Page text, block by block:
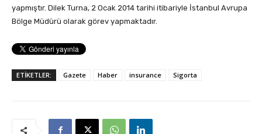
yapmıştır. Dilek Turna, 2 Ocak 2014 tarihi itibariyle İstanbul Avrupa
Bölge Müdürü olarak görev yapmaktadır.
ETİKETLER: Gazete Haber insurance Sigorta